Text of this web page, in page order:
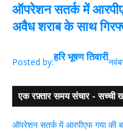
ऑपरेशन सतर्क में
अवैध शराब के साथ
Posted by:हरि भूषण तिवारी
एक रफ़्तार समय संचार - सच्ची
ऑपरेशन सतर्क में आरपीएफ गया की